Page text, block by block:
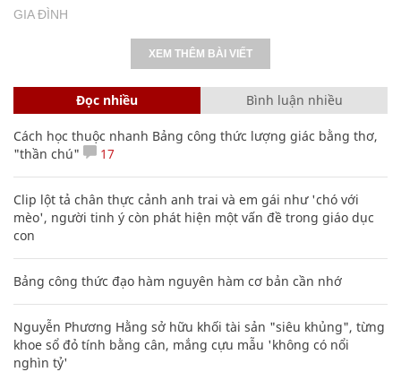
GIA ĐÌNH
XEM THÊM BÀI VIẾT
Đọc nhiều Bình luận nhiều
Cách học thuộc nhanh Bảng công thức lượng giác bằng thơ,
"thần chú"
17
Clip lột tả chân thực cảnh anh trai và em gái như 'chó với
mèo', người tinh ý còn phát hiện một vấn đề trong giáo dục
con
Bảng công thức đạo hàm nguyên hàm cơ bản cần nhớ
Nguyễn Phương Hằng sở hữu khối tài sản "siêu khủng", từng
khoe sổ đỏ tính bằng cân, mắng cựu mẫu 'không có nổi
nghìn tỷ'